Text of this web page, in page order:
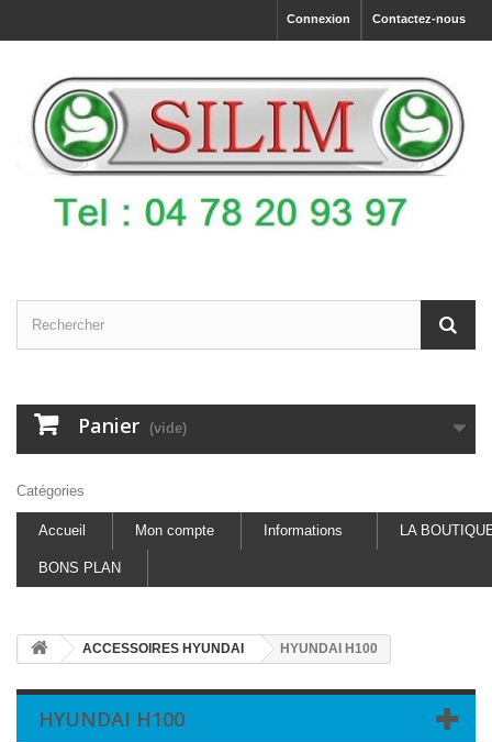
Contactez-nous
Connexion
Panier (vide)
Catégories
Accueil Mon compte Informations LA
BONS PLAN
ACCESSOIRES HYUNDAI HYUNDAI H100
HYUNDAI H100